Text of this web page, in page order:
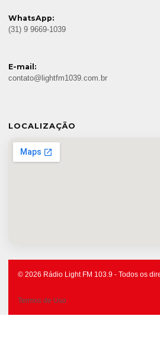
WhatsApp:
(31) 9 9669-1039
E-mail:
contato@lightfm1039.com.br
LOCALIZAÇÃO
© 2026 Rádio Light FM 103.9 - Todos os
Termos de Uso